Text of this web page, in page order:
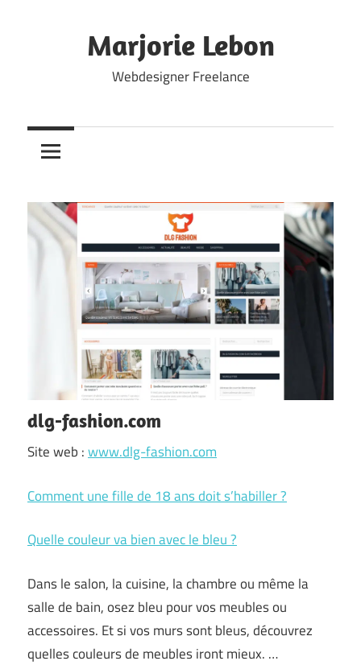
Marjorie Lebon
Webdesigner Freelance
dlg-fashion.com
Site web :www.dlg-fashion.com
Comment une fille de 18 ans doit s’habiller ?
Quelle couleur va bien avec le bleu ?
Dans le salon, la cuisine, la chambre ou même la
salle de bain, osez bleu pour vos meubles ou
accessoires. Et si vos murs sont bleus, découvrez
quelles couleurs de meubles iront mieux. …